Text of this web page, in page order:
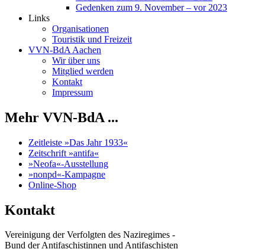
Gedenken zum 9. November – vor 2023
Links
Organisationen
Touristik und Freizeit
VVN-BdA Aachen
Wir über uns
Mitglied werden
Kontakt
Impressum
Mehr VVN-BdA ...
Zeitleiste »Das Jahr 1933«
Zeitschrift »antifa«
»Neofa«-Ausstellung
»nonpd«-Kampagne
Online-Shop
Kontakt
Vereinigung der Verfolgten des Naziregimes -
Bund der Antifaschistinnen und Antifaschisten